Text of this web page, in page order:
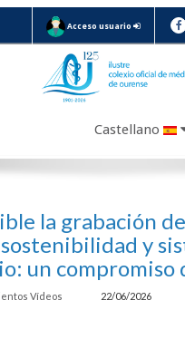
Acceso usuario
Castellano
la grabación
sostenibilidad y
un compromiso
Vídeos 22/06/2026